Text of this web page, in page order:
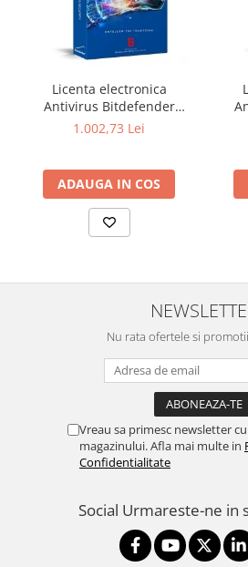
Foto & Video
Cloud si Aplicatii SaaS
Sisteme Videoconferinta
Securitate Date
Antivirus
Licenta electronica
Antivirus Bitdefender
GravityZone Business
1.002,73 Lei
ADAUGA IN COS
Nu rata ofertele si
Vreau sa primesc newsletter
magazinului. Afla mai multe in
Confidentialitate
Social Urmareste-ne in